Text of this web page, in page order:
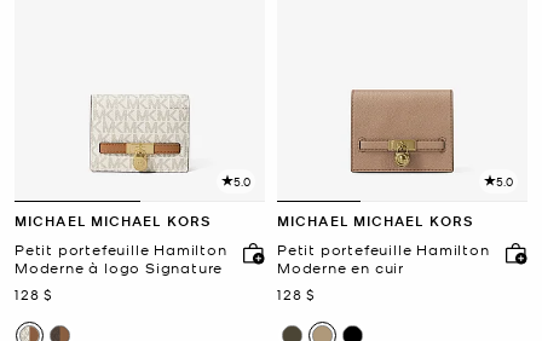
5.0
MICHAEL MICHAEL KORS
Petit portefeuille Hamilton
Moderne à logo Signature
maintenant
128 $
5.0
MICHAEL MICHAEL KORS
Petit portefeuille Hamilton
Moderne en cuir
maintenant
128 $